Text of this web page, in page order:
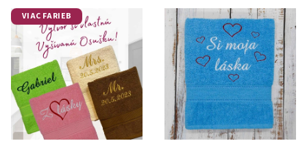
VIAC FARIEB